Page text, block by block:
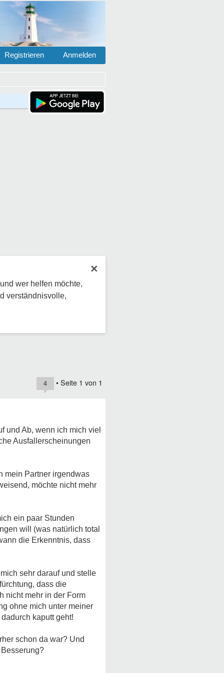
Anmelden
Registrieren
×
wer helfen möchte,
verständnisvolle,
4 • Seite 1 von 1
und Ab, wenn ich mich viel
Ausfallerscheinungen
mein Partner irgendwas
möchte nicht mehr
ein paar Stunden
will (was natürlich total
die Erkenntnis, dass
sehr darauf und stelle
dass die
nicht mehr in der Form
ohne mich unter meiner
kaputt geht!
schon da war? Und